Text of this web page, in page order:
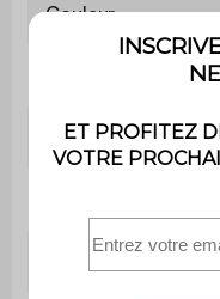
Couleur
Nombre de porte